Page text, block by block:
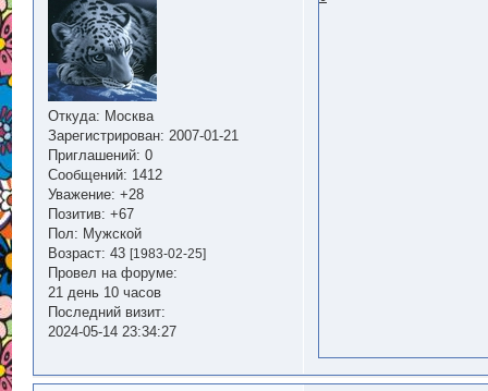
Откуда: Москва
Зарегистрирован: 2007-01-21
Приглашений: 0
Сообщений: 1412
Уважение: +28
Позитив: +67
Пол: Мужской
Возраст: 43 [1983-02-25]
Провел на форуме:
21 день 10 часов
Последний визит:
2024-05-14 23:34:27